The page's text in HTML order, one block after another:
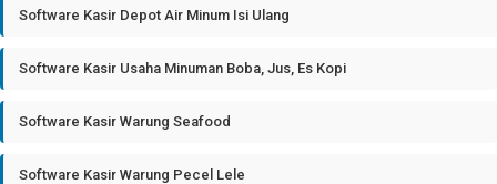
Software Kasir Depot Air Minum Isi Ulang
Software Kasir Usaha Minuman Boba, Jus, Es Kopi
Software Kasir Warung Seafood
Software Kasir Warung Pecel Lele